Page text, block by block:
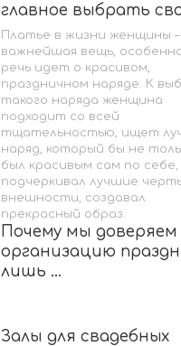
главное выбрать
главное выбрать
Платье в жизни женщины –
важнейшая вещь,
речь идет о красивом,
праздничном наряде. К
такого наряда женщина
подходит со всей
тщательностью, ищет
наряд, который бы не
был красивым сам по себе,
подчеркивал лучшие
внешности, создавал
прекрасный образ.
Почему мы доверяем
организацию
лишь ...
Почему мы доверяем
организацию
лишь ...
Залы для свадебных
Залы для свадебных